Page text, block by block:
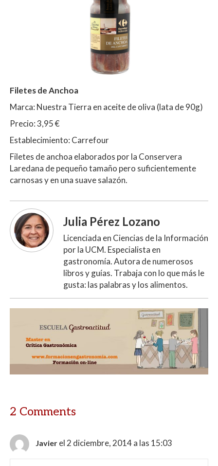
Filetes de Anchoa
Marca: Nuestra Tierra en aceite de oliva (lata de 90g)
Precio: 3,95 €
Establecimiento: Carrefour
Filetes de anchoa elaborados por la Conservera
Laredana de pequeño tamaño pero suficientemente
carnosas y en una suave salazón.
Julia Pérez Lozano
Licenciada en Ciencias de la Información
por la UCM. Especialista en
gastronomía. Autora de numerosos
libros y guías. Trabaja con lo que más le
gusta: las palabras y los alimentos.
2 Comments
Javier el 2 diciembre, 2014 a las 15:03